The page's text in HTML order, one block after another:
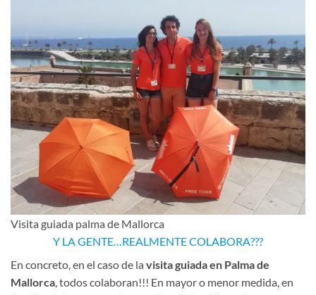
Visita guiada palma de Mallorca
Y LA GENTE…REALMENTE COLABORA???
En concreto, en el caso de la visita guiada en Palma de
Mallorca, todos colaboran!!! En mayor o menor medida, en